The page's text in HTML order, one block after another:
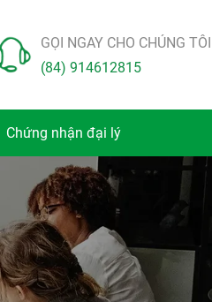
GỌI NGAY CHO CHÚNG TÔI
(84) 914612815
Chứng nhận đại lý